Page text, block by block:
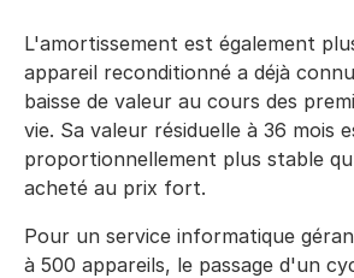
L'amortissement est également
appareil reconditionné a déjà
baisse de valeur au cours des
vie. Sa valeur résiduelle à 36 mois
proportionnellement plus stable
acheté au prix fort.
Pour un service informatique
à 500 appareils, le passage d'un